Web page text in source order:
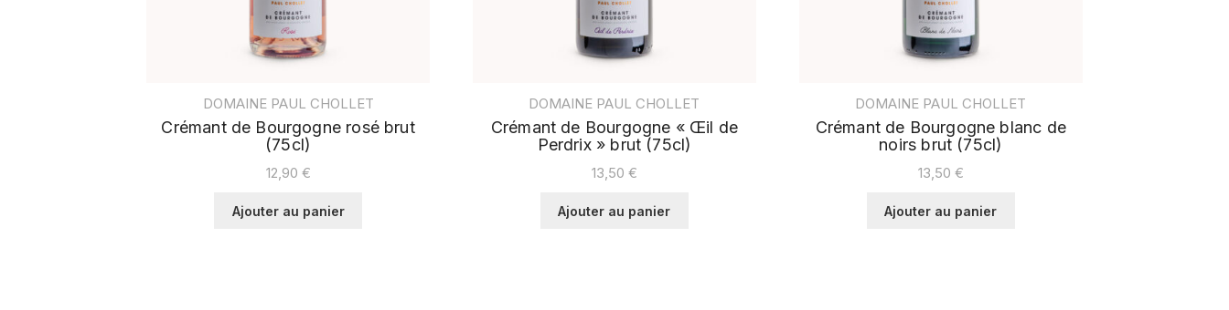
DOMAINE PAUL CHOLLET
Crémant de Bourgogne rosé brut
(75cl)
12,90 €
Ajouter au panier
DOMAINE PAUL CHOLLET
Crémant de Bourgogne « Œil de
Perdrix » brut (75cl)
13,50 €
Ajouter au panier
DOMAINE PAUL CHOLLET
Crémant de Bourgogne blanc de
noirs brut (75cl)
13,50 €
Ajouter au panier